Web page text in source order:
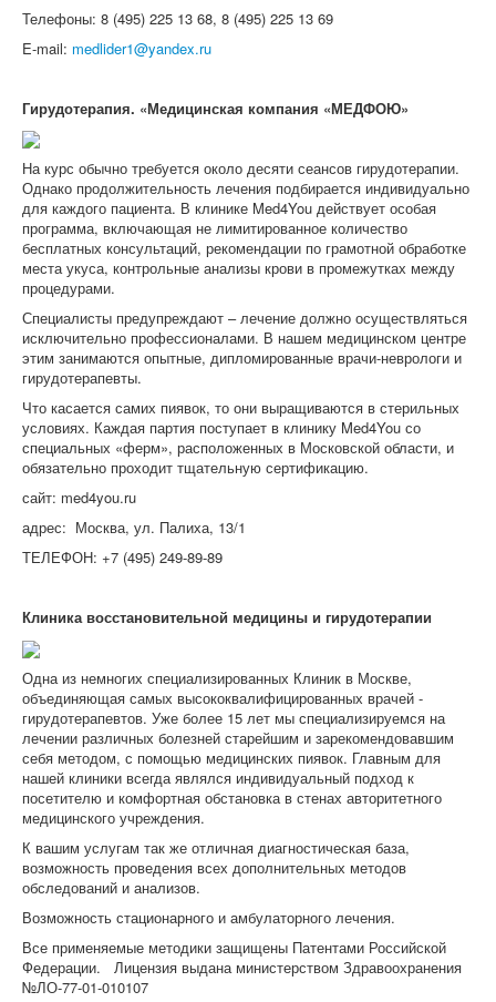
Телефоны: 8 (495) 225 13 68, 8 (495) 225 13 69
E-mail: medlider1@yandex.ru
Гирудотерапия. «Медицинская компания «МЕДФОЮ»
На курс обычно требуется около десяти сеансов гирудотерапии.
Однако продолжительность лечения подбирается индивидуально
для каждого пациента. В клинике Med4You действует особая
программа, включающая не лимитированное количество
бесплатных консультаций, рекомендации по грамотной обработке
места укуса, контрольные анализы крови в промежутках между
процедурами.
Специалисты предупреждают – лечение должно осуществляться
исключительно профессионалами. В нашем медицинском центре
этим занимаются опытные, дипломированные врачи-неврологи и
гирудотерапевты.
Что касается самих пиявок, то они выращиваются в стерильных
условиях. Каждая партия поступает в клинику Med4You со
специальных «ферм», расположенных в Московской области, и
обязательно проходит тщательную сертификацию.
сайт: med4you.ru
адрес: Москва, ул. Палиха, 13/1
ТЕЛЕФОН: +7 (495) 249-89-89
Клиника восстановительной медицины и гирудотерапии
Одна из немногих специализированных Клиник в Москве,
объединяющая самых высококвалифицированных врачей -
гирудотерапевтов. Уже более 15 лет мы специализируемся на
лечении различных болезней старейшим и зарекомендовавшим
себя методом, с помощью медицинских пиявок. Главным для
нашей клиники всегда являлся индивидуальный подход к
посетителю и комфортная обстановка в стенах авторитетного
медицинского учреждения.
К вашим услугам так же отличная диагностическая база,
возможность проведения всех дополнительных методов
обследований и анализов.
Возможность стационарного и амбулаторного лечения.
Все применяемые методики защищены Патентами Российской
Федерации. Лицензия выдана министерством Здравоохранения
№ЛО-77-01-010107